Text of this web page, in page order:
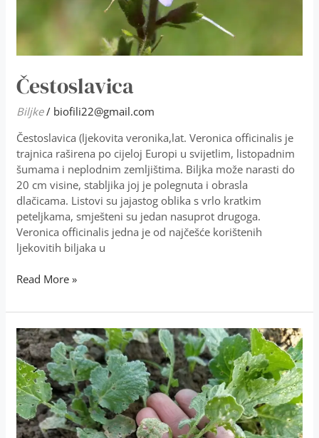
Čestoslavica
Biljke/ biofili22@gmail.com
Čestoslavica (ljekovita veronika,lat. Veronica officinalis je
trajnica raširena po cijeloj Europi u svijetlim, listopadnim
šumama i neplodnim zemljištima. Biljka može narasti do
20 cm visine, stabljika joj je polegnuta i obrasla
dlačicama. Listovi su jajastog oblika s vrlo kratkim
peteljkama, smješteni su jedan nasuprot drugoga.
Veronica officinalis jedna je od najčešće korištenih
ljekovitih biljaka u
Read More »
Kako
smanjiti
gubitke
od
štetnika
na
rikoli